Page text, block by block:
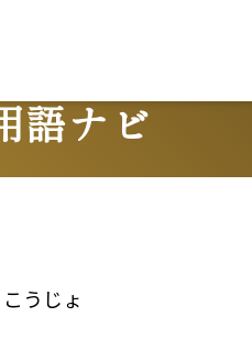
語ナビ
うじょ